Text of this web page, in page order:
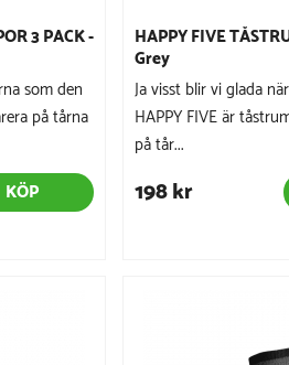
3 PACK -
som den
på tårna
KÖP
HAPPY FIVE
Grey
Ja visst blir vi glada
HAPPY FIVE är
på tår...
198 kr